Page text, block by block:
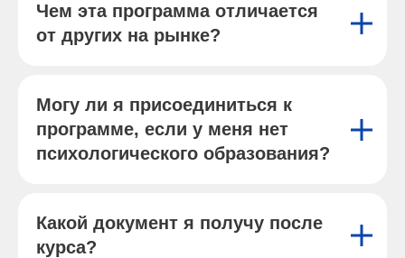
Чем эта программа отличается
от других на рынке?
Могу ли я присоединиться к
программе, если у меня нет
психологического образования?
Какой документ я получу после
курса?